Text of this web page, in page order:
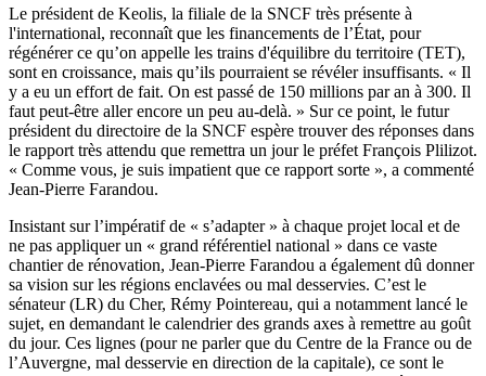
Le président de Keolis, la filiale de la SNCF très présente à
l'international, reconnaît que les financements de l’État, pour
régénérer ce qu’on appelle les trains d'équilibre du territoire (TET),
sont en croissance, mais qu’ils pourraient se révéler insuffisants. « Il
y a eu un effort de fait. On est passé de 150 millions par an à 300. Il
faut peut-être aller encore un peu au-delà. » Sur ce point, le futur
président du directoire de la SNCF espère trouver des réponses dans
le rapport très attendu que remettra un jour le préfet François Plilizot.
« Comme vous, je suis impatient que ce rapport sorte », a commenté
Jean-Pierre Farandou.
Insistant sur l’impératif de « s’adapter » à chaque projet local et de
ne pas appliquer un « grand référentiel national » dans ce vaste
chantier de rénovation, Jean-Pierre Farandou a également dû donner
sa vision sur les régions enclavées ou mal desservies. C’est le
sénateur (LR) du Cher, Rémy Pointereau, qui a notamment lancé le
sujet, en demandant le calendrier des grands axes à remettre au goût
du jour. Ces lignes (pour ne parler que du Centre de la France ou de
l’Auvergne, mal desservie en direction de la capitale), ce sont le